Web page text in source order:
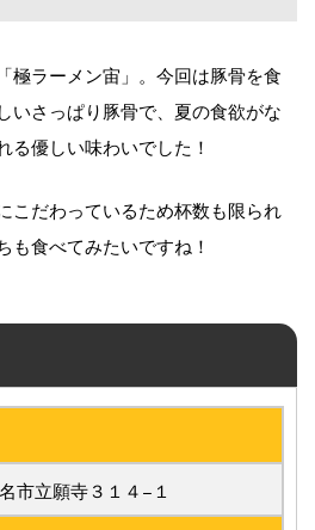
極ラーメン宙」。今回は豚骨を食
いさっぱり豚骨で、夏の食欲がな
る優しい味わいでした！
こだわっているため杯数も限られ
も食べてみたいですね！
市立願寺３１４−１